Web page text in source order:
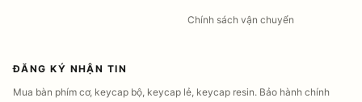
Chính sách vận chuyển
ĐĂNG KÝ NHẬN TIN
Mua bàn phím cơ, keycap bộ, keycap lẻ, keycap resin. Bảo hành chính